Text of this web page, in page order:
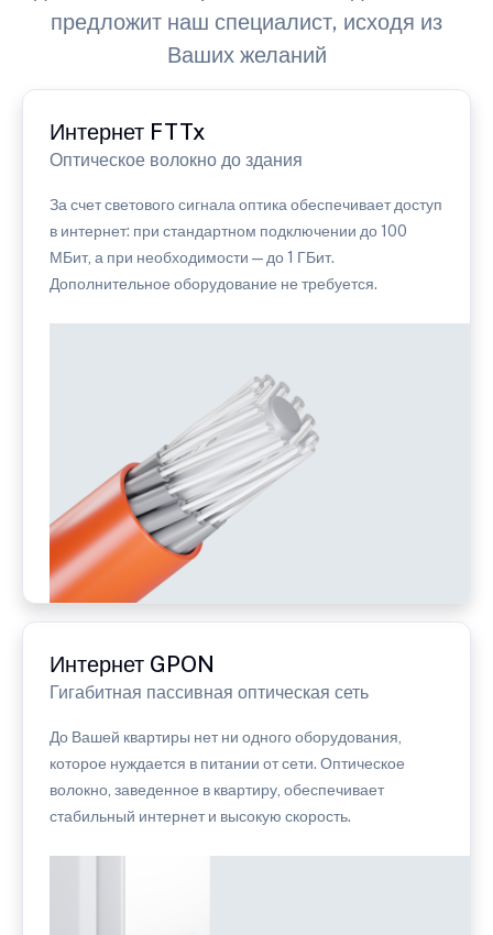
предложит наш специалист, исходя из
Ваших желаний
Интернет FTTx
Оптическое волокно до здания
За счет светового сигнала оптика обеспечивает доступ
в интернет: при стандартном подключении до 100
МБит, а при необходимости — до 1 ГБит.
Дополнительное оборудование не требуется.
Интернет GPON
Гигабитная пассивная оптическая сеть
До Вашей квартиры нет ни одного оборудования,
которое нуждается в питании от сети. Оптическое
волокно, заведенное в квартиру, обеспечивает
стабильный интернет и высокую скорость.